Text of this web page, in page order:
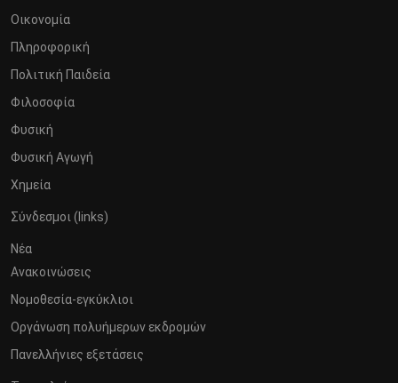
Οικονομία
Πληροφορική
Πολιτική Παιδεία
Φιλοσοφία
Φυσική
Φυσική Αγωγή
Χημεία
Σύνδεσμοι (links)
Νέα
Ανακοινώσεις
Νομοθεσία-εγκύκλιοι
Οργάνωση πολυήμερων εκδρομών
Πανελλήνιες εξετάσεις